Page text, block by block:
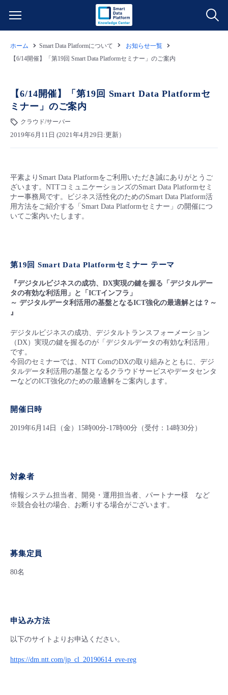
クラウド/サーバー
ネットワーク
モニタリング/監査
すべてのメニューを見る
データ利活用
クラウド/サーバー
IoT
管理機能
料金情報
料金シミュレーター
クラウド/サーバー
モニタリング/監査
すべてのメニューを見る
ご利用開始ガイド
- 管理機能
- 新規お申し込み方法
- 初期設定・確認
- 登録情報の管理
- APIリファレンス
■ 基本構築ガイド
- Flexible Remote Access
- バックアップ
- IoT
- リモートワーク
- ITインフラストラクチャー
故障/メンテナンス情報
メンテナンス予定
協業パートナー
トレーニング/操作動画
ホーム Smart Data Platformについて
お知らせ一覧
【6/14開催】「第19回 Smart Data Platformセミナー」のご案内
【6/14開催】「第19回 Smart Data Platformセ
ミナー」のご案内
クラウド/サーバー
2019年6月11日 (2021年4月29日:更新）
平素よりSmart Data Platformをご利用いただき誠にありがとうご
ざいます。NTTコミュニケーションズのSmart Data Platformセミ
ナー事務局です。ビジネス活性化のためのSmart Data Platform活
用方法をご紹介する「Smart Data Platformセミナー」の開催につ
いてご案内いたします。
第19回 Smart Data Platformセミナー テーマ
『デジタルビジネスの成功、DX実現の鍵を握る「デジタルデー
タの有効な利活用」と「ICTインフラ」
～ デジタルデータ利活用の基盤となるICT強化の最適解とは？～
』
デジタルビジネスの成功、デジタルトランスフォーメーション
（DX）実現の鍵を握るのが「デジタルデータの有効な利活用」
です。
今回のセミナーでは、NTT ComのDXの取り組みとともに、デジ
タルデータ利活用の基盤となるクラウドサービスやデータセンタ
ーなどのICT強化のための最適解をご案内します。
開催日時
2019年6月14日（金）15時00分-17時00分（受付：14時30分）
対象者
情報システム担当者、開発・運用担当者、パートナー様 など
※競合会社の場合、お断りする場合がございます。
募集定員
80名
申込み方法
以下のサイトよりお申込ください。
https://dm.ntt.com/jp_cl_20190614_eve-reg